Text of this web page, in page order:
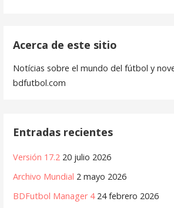
Acerca de este sitio
Notícias sobre el mundo del fútbol y
bdfutbol.com
Entradas recientes
Versión 17.2 20 julio 2026
Archivo Mundial 2 mayo 2026
BDFutbol Manager 4 24 febrero 2026